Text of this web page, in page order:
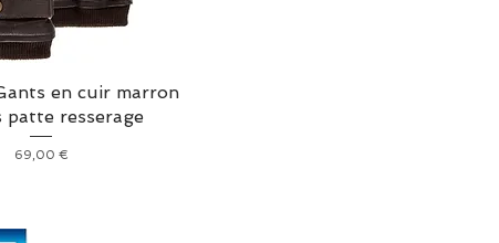
en cuir marron
patte resserage
Prix
69,00 €